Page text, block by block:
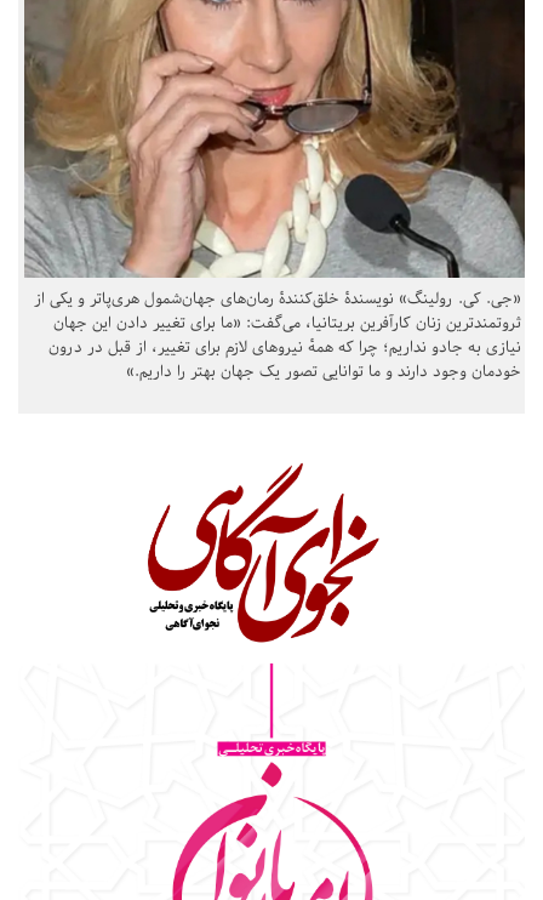
«جی. کی. رولینگ» نویسندهٔ خلق‌کنندهٔ رمان‌های جهان‌شمول هری‌پاتر و یکی از
ثروتمندترین زنان کارآفرین بریتانیا، می‌گفت: «ما برای تغییر دادن این جهان
نیازی به جادو نداریم؛ چرا که همهٔ نیروهای لازم برای تغییر، از قبل در درون
خودمان وجود دارند و ما توانایی تصور یک جهان بهتر را داریم.»